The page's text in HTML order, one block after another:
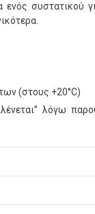
ενός συστατικού
(στους +20°C)
λόγω